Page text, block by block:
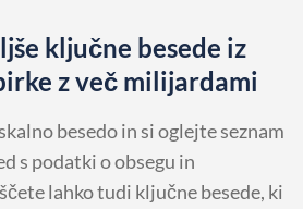
ključne besede iz
z več milijardami
besedo in si oglejte seznam
s podatki o obsegu in
lahko tudi ključne besede, ki